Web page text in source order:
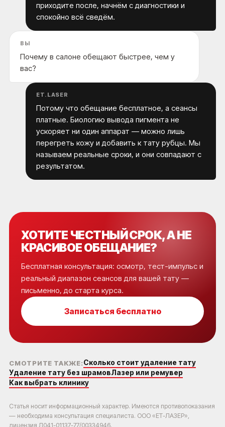
приходите после, начнём с диагностики и
спокойно всё сведём.
ВЫ
Почему в салоне обещают быстрее, чем у
вас?
ET.LASER
Потому что обещание бесплатное, а сеансы
платные. Биологию вывода пигмента не
ускоряет ни один аппарат — можно лишь
перегреть кожу и добавить к тату рубцы. Мы
называем реальные сроки, и они совпадают с
результатом.
ХОТИТЕ ЧЕСТНЫЙ СРОК, А НЕ
КРАСИВОЕ ОБЕЩАНИЕ?
Бесплатная консультация: осмотр, тест-импульс и
реальный диапазон сеансов для вашей тату —
письменно, до старта курса.
Записаться бесплатно
СМОТРИТЕ ТАКЖЕ:Сколько стоит удаление тату
Удаление тату без шрамовЛазер или ремувер
Как выбрать клинику
Статья носит информационный характер. Имеются противопоказания
— необходима консультация специалиста. ООО «ЕТ-ЛАЗЕР»,
лицензия Л041-01137-77/00334946.
КОРОЧ, ДОРОГИЕ!
РАБОТАЕМ С 2016, САМЫЕ ИЗВЕСТНЫЕ В
РОССИИ И СНГ. ОТЗЫВОВ МНОГО, ЦЕНЫ НЕ
ОТ МЕТРО ПАВЕЛЕЦКАЯ.
РЕЗУЛЬТАТ - ГАРАНТИРУЕМ.*
*Основатель клиники
удаления тату ET.LASER